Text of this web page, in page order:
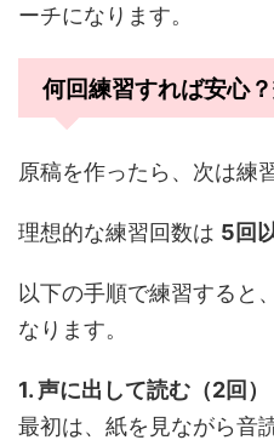
ーチになります。
何回練習すれば安心
原稿を作ったら、次は練
理想的な練習回数は 5回
以下の手順で練習すると
なります。
1. 声に出して読む（2回）
最初は、紙を見ながら音